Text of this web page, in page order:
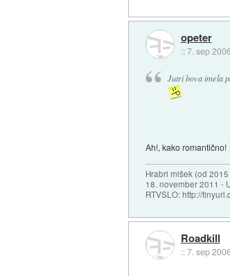
opeter
::7. sep
Jutri bova imela
Ah!, kako romantično!
Hrabri mišek (od
18. november 2011 -
RTVSLO: http://
Roadkill
::7. sep